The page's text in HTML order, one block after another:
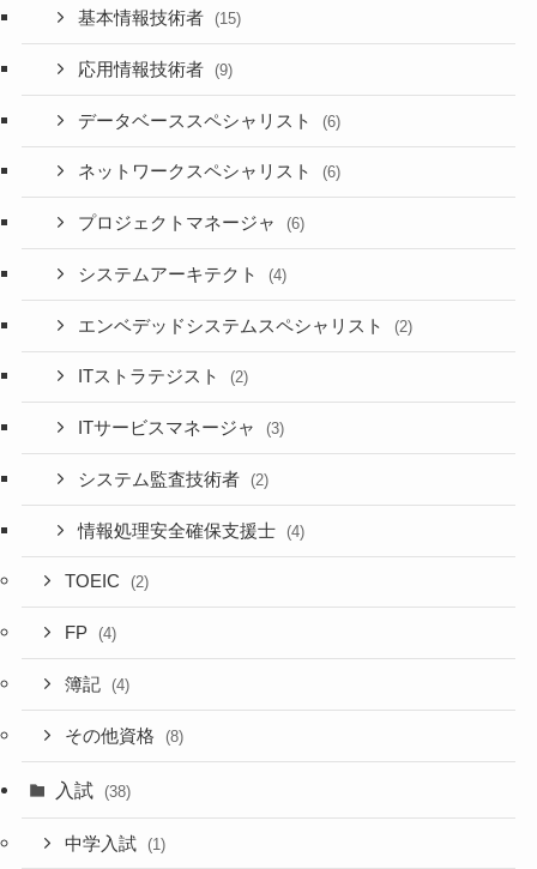
基本情報技術者 (15)
応用情報技術者 (9)
データベーススペシャリスト (6)
ネットワークスペシャリスト (6)
プロジェクトマネージャ (6)
システムアーキテクト (4)
エンベデッドシステムスペシャリスト (2)
ITストラテジスト (2)
ITサービスマネージャ (3)
システム監査技術者 (2)
情報処理安全確保支援士 (4)
TOEIC (2)
FP (4)
簿記 (4)
その他資格 (8)
入試 (38)
中学入試 (1)